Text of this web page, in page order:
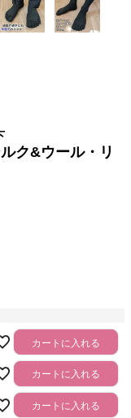
ク&ウール・リ
カートに入れる
カートに入れる
カートに入れる